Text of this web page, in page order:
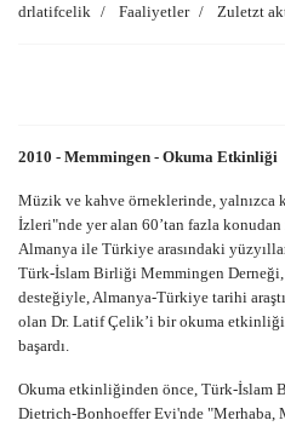
drlatifcelik Faaliyetler Zuletzt
2010 - Memmingen - Okuma Etkinliği
Müzik ve kahve örneklerinde, yalnızca
İzleri"nde yer alan 60’tan fazla
Almanya ile Türkiye arasındaki
Türk-İslam Birliği Memmingen
desteğiyle, Almanya-Türkiye tarihi
olan Dr. Latif Çelik’i bir okuma
başardı.
Okuma etkinliğinden önce, Türk-İslam
Dietrich-Bonhoeffer Evi'nde "Merhaba,